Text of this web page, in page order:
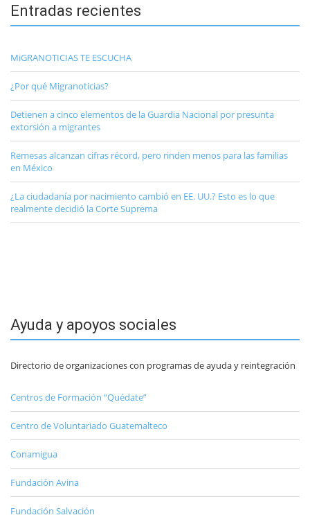
Entradas recientes
MiGRANOTICIAS TE ESCUCHA
¿Por qué Migranoticias?
Detienen a cinco elementos de la Guardia Nacional por presunta
extorsión a migrantes
Remesas alcanzan cifras récord, pero rinden menos para las familias
en México
¿La ciudadanía por nacimiento cambió en EE. UU.? Esto es lo que
realmente decidió la Corte Suprema
Ayuda y apoyos sociales
Directorio de organizaciones con programas de ayuda y reintegración
Centros de Formación “Quédate”
Centro de Voluntariado Guatemalteco
Conamigua
Fundación Avina
Fundación Salvación